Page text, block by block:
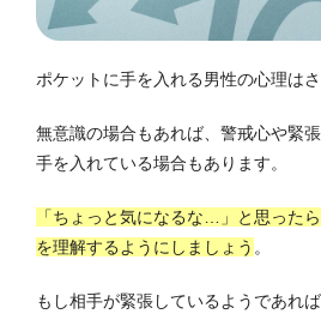
ポケットに手を入れる男性の心理はさ
無意識の場合もあれば、警戒心や緊
手を入れている場合もあります。
「ちょっと気になるな…」と思った
を理解するようにしましょう 。
もし相手が緊張しているようであれ